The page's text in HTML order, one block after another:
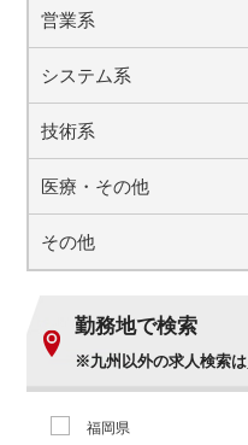
営業系
システム系
技術系
医療・その他
その他
勤務地で検索
※九州以外の求人検索は
福岡県